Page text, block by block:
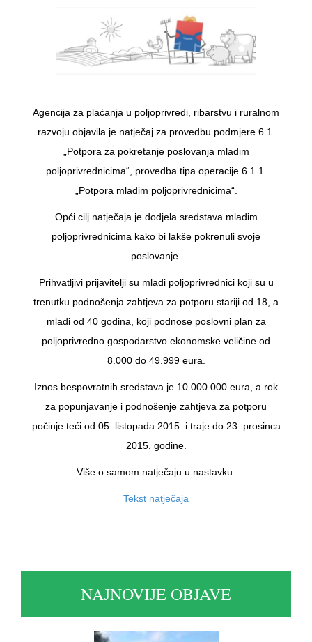
Agencija za plaćanja u poljoprivredi, ribarstvu i ruralnom
razvoju objavila je natječaj za provedbu podmjere 6.1.
„Potpora za pokretanje poslovanja mladim
poljoprivrednicima“, provedba tipa operacije 6.1.1.
„Potpora mladim poljoprivrednicima“.
Opći cilj natječaja je dodjela sredstava mladim
poljoprivrednicima kako bi lakše pokrenuli svoje
poslovanje.
Prihvatljivi prijavitelji su mladi poljoprivrednici koji su u
trenutku podnošenja zahtjeva za potporu stariji od 18, a
mlađi od 40 godina, koji podnose poslovni plan za
poljoprivredno gospodarstvo ekonomske veličine od
8.000 do 49.999 eura.
Iznos bespovratnih sredstava je 10.000.000 eura, a rok
za popunjavanje i podnošenje zahtjeva za potporu
počinje teći od 05. listopada 2015. i traje do 23. prosinca
2015. godine.
Više o samom natječaju u nastavku:
Tekst natječaja
NAJNOVIJE OBJAVE